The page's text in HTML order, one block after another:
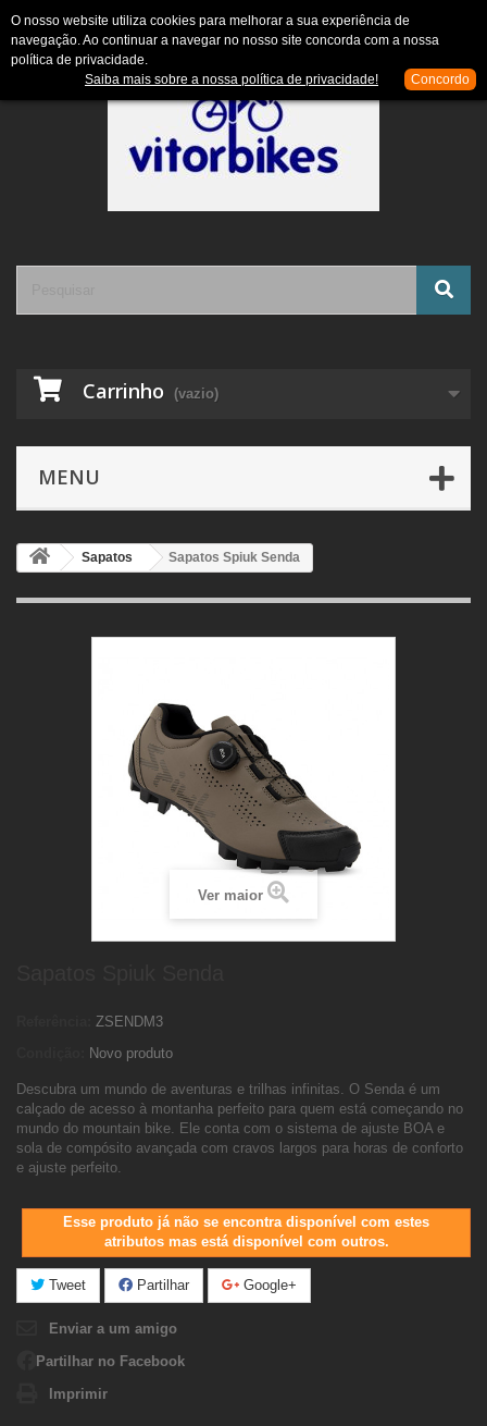
Contacte-nos
Carrinho (vazio)
MENU
Sapatos Sapatos Spiuk Senda
Ver maior
ZSENDM3
Novo produto
Descubra um mundo de aventuras e trilhas infinitas. O Senda é um
calçado de acesso à montanha perfeito para quem está começando no
mundo do mountain bike. Ele conta com o sistema de ajuste BOA e
sola de compósito avançada com cravos largos para horas de conforto
e ajuste perfeito.
Esse produto já não se encontra disponível com estes
atributos mas está disponível com outros.
Tweet Partilhar Google+
Enviar a um amigo
Partilhar no Facebook
Imprimir
O nosso website utiliza cookies para melhorar a sua experiência de
navegação. Ao continuar a navegar no nosso site concorda com a nossa
política de privacidade.
Saiba mais sobre a nossa política de privacidade!
Concordo